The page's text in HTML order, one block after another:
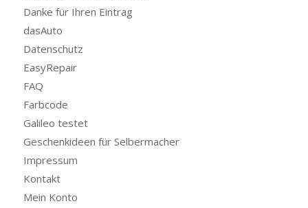
Danke für Ihren Eintrag
dasAuto
Datenschutz
EasyRepair
FAQ
Farbcode
Galileo testet
Geschenkideen für Selbermacher
Impressum
Kontakt
Mein Konto